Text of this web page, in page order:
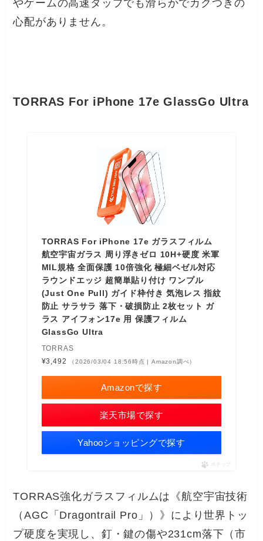
やゲームの高速タップでも滑らかでカクつきの
心配がありません。
TORRAS For iPhone 17e GlassGo Ultra
TORRAS For iPhone 17e ガラスフィルム
航空宇宙ガラス 周り浮きゼロ 10H+硬度 米軍
MIL規格 全面保護 10倍強化 極細ベゼル対応
ラウンドエッジ 超簡単貼り付け ワンプル
(Just One Pull) ガイド枠付き 気泡レス 指紋
防止 サラサラ 落下・破損防止 2枚セット ガ
ラス アイフォン17e 用 保護フィルム
GlassGo Ultra
TORRAS
¥3,492
（2026/03/04 18:56時点 | Amazon調べ）
Amazonで探す
楽天市場で探す
Yahooショッピングで探す
ポチップ
TORRAS強化ガラスフィルムは《航空宇宙技術
（AGC「Dragontrail Pro」）》により世界トッ
プ硬度を実現し、釘・鍵の傷や231cm落下（市